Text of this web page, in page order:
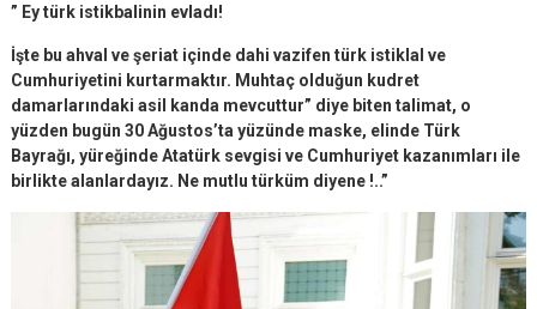
” Ey türk istikbalinin evladı!
İşte bu ahval ve şeriat içinde dahi vazifen türk istiklal ve
Cumhuriyetini kurtarmaktır. Muhtaç olduğun kudret
damarlarındaki asil kanda mevcuttur” diye biten talimat, o
yüzden bugün 30 Ağustos’ta yüzünde maske, elinde Türk
Bayrağı, yüreğinde Atatürk sevgisi ve Cumhuriyet kazanımları ile
birlikte alanlardayız. Ne mutlu türküm diyene !..”